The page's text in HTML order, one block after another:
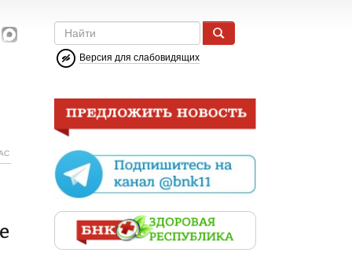
Версия для слабовидящих